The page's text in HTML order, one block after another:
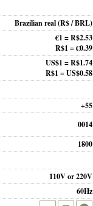
Brazilian real(R$ / BRL)
€1 = R$2.53
R$1 = €0.39
US$1 = R$1.74
R$1 = US$0.58
+55
0014
1800
110V or 220V
60Hz